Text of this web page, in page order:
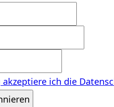
ich die